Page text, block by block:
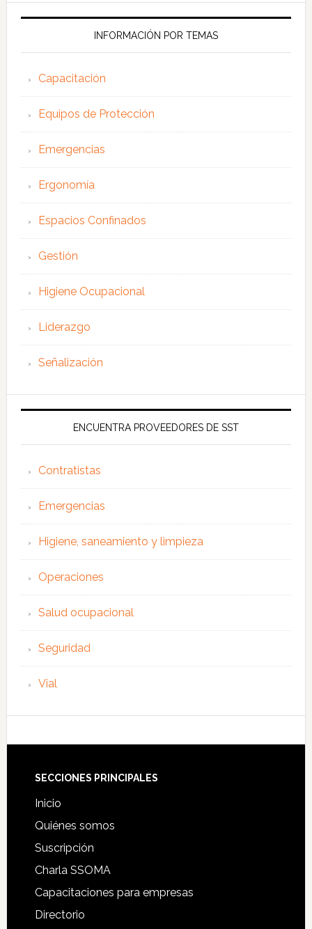
web
INFORMACIÓN POR TEMAS
Capacitación
Equipos de Protección
Emergencias
Ergonomía
Espacios Confinados
Gestión
Higiene Ocupacional
Liderazgo
Señalización
ENCUENTRA PROVEEDORES DE SST
Contratistas
Emergencias
Higiene, saneamiento y limpieza
Operaciones
Salud ocupacional
Seguridad
Vial
Footer
SECCIONES PRINCIPALES
Inicio
Quiénes somos
Suscripción
Charla SSOMA
Capacitaciones para empresas
Directorio